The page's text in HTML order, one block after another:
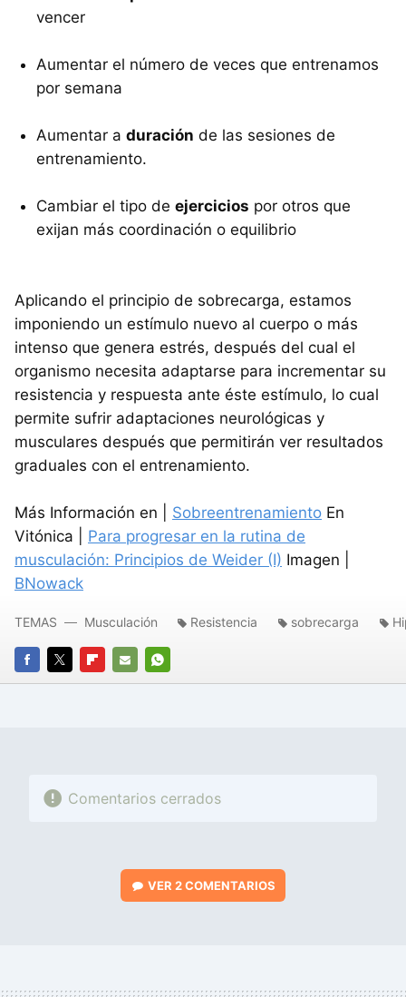
vencer
Aumentar el número de veces que entrenamos
por semana
Aumentar a duración de las sesiones de
entrenamiento.
Cambiar el tipo de ejercicios por otros que
exijan más coordinación o equilibrio
Aplicando el principio de sobrecarga, estamos
imponiendo un estímulo nuevo al cuerpo o más
intenso que genera estrés, después del cual el
organismo necesita adaptarse para incrementar su
resistencia y respuesta ante éste estímulo, lo cual
permite sufrir adaptaciones neurológicas y
musculares después que permitirán ver resultados
graduales con el entrenamiento.
Más Información en | Sobreentrenamiento En
Vitónica | Para progresar en la rutina de
musculación: Principios de Weider (I) Imagen |
BNowack
FACEBOOK
TWITTERFLIPBOARD
E-
WHATSAPP
TEMAS Musculación Resistencia sobrecarga
Comentarios cerrados
VER2 COMENTARIOS